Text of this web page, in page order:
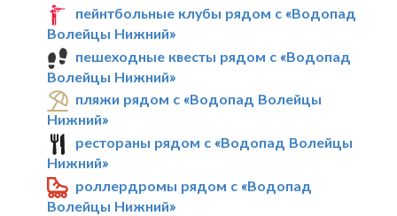
пейнтбольные клубы рядом с «Водопад
Волейцы Нижний»
пешеходные квесты рядом с «Водопад
Волейцы Нижний»
пляжи рядом с «Водопад Волейцы
Нижний»
рестораны рядом с «Водопад Волейцы
Нижний»
роллердромы рядом с «Водопад
Волейцы Нижний»